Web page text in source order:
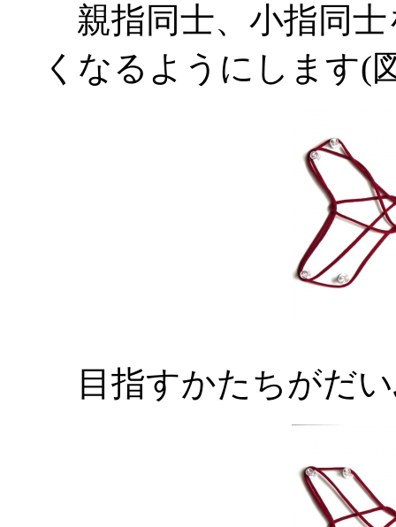
親指同士、小指同士
くなるようにします(
目指すかたちがだ